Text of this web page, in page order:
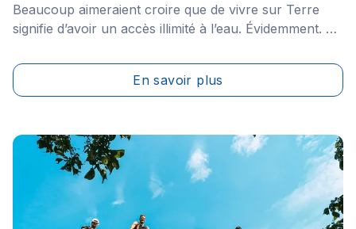
Beaucoup aimeraient croire que de vivre sur Terre
signifie d’avoir un accès illimité à l’eau. Évidemment. Si
vous savez bien que cela n’est pas le cas.
Globalement, une maison typique est une entité qui
Trouver des façons de réduire l’utilisation d’eau dans
votre maison est une excellente stratégie pour
amorcer un changement environnemental tout en
sauvant de l’argent sur vos factures d’électricité.
En savoir plus